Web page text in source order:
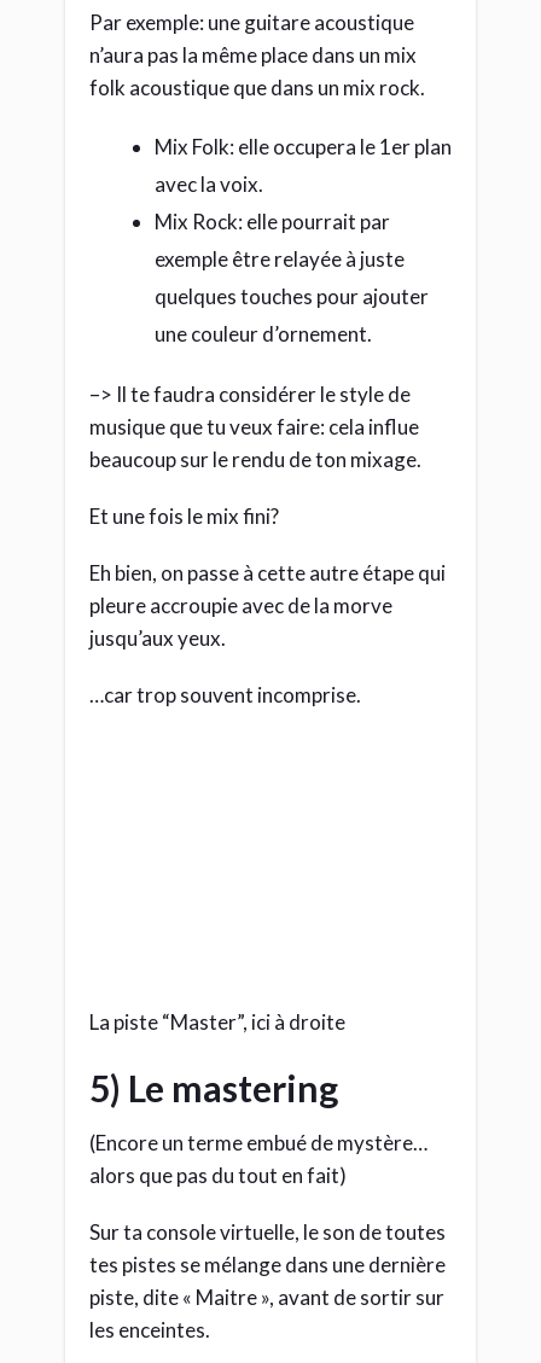
une couleur d’ornement.
–> Il te faudra considérer le style de
beaucoup sur le rendu de ton mixage.
Et une fois le mix fini?
Eh bien, on passe à cette autre étape qui
pleure accroupie avec de la morve
jusqu’aux yeux.
…car trop souvent incomprise.
“Master”,
ici à
5) Le mastering
alors que pas du tout en fait)
Cette piste s’appelle souvent « Master »,
« stereo out » « mix bus », etc. Cela
dépend des logiciels.
Les dernières retouches
de l’oeuvre entière
C’est donc sur cette piste dite
« Master » que l’on va agir pour corriger
le mix dans son ensemble. (d’où le nom
“mastering”, rien d’exceptionnel)